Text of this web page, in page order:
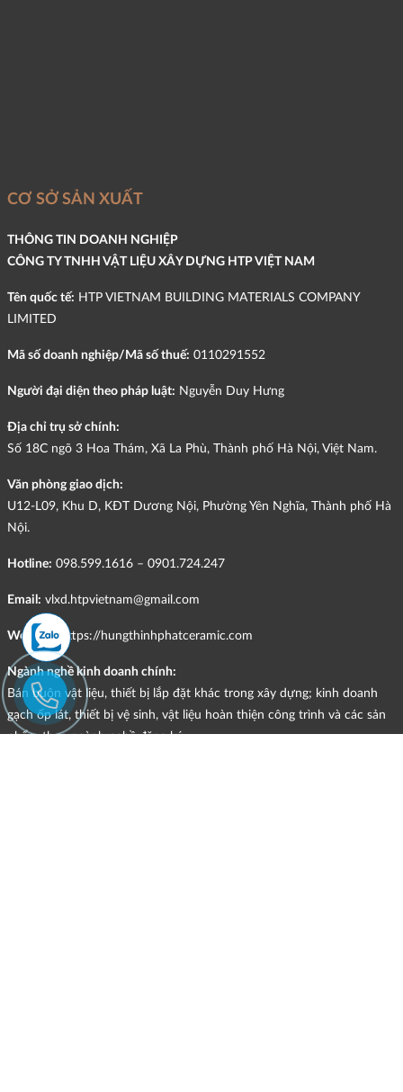
CƠ SỞ SẢN XUẤT
THÔNG TIN DOANH NGHIỆP
CÔNG TY TNHH VẬT LIỆU XÂY DỰNG HTP VIỆT NAM
Tên quốc tế: HTP VIETNAM BUILDING MATERIALS COMPANY
LIMITED
Mã số doanh nghiệp/Mã số thuế: 0110291552
Người đại diện theo pháp luật: Nguyễn Duy Hưng
Địa chỉ trụ sở chính:
Số 18C ngõ 3 Hoa Thám, Xã La Phù, Thành phố Hà Nội, Việt Nam.
Văn phòng giao dịch:
U12-L09, Khu D, KĐT Dương Nội, Phường Yên Nghĩa, Thành phố Hà
Nội.
Hotline: 098.599.1616 – 0901.724.247
Email: vlxd.htpvietnam@gmail.com
Website: https://hungthinhphatceramic.com
Ngành nghề kinh doanh chính:
Bán buôn vật liệu, thiết bị lắp đặt khác trong xây dựng; kinh doanh
gạch ốp lát, thiết bị vệ sinh, vật liệu hoàn thiện công trình và các sản
phẩm theo ngành nghề đăng ký.